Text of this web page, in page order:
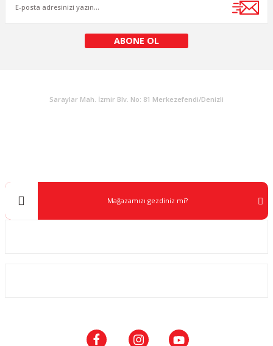
ABONE OL
Saraylar Mah. İzmir Blv. No: 81 Merkezefendi/Denizli
Mağazamızı gezdiniz mi?